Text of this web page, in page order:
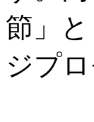
節」
ジプ